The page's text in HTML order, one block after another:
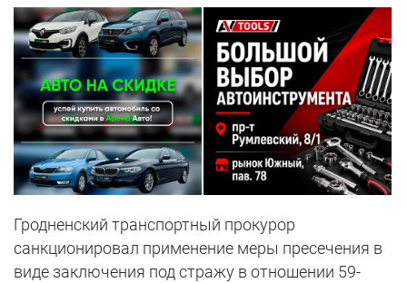
Гродненский транспортный прокурор
санкционировал применение меры пресечения в
виде заключения под стражу в отношении 59-